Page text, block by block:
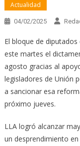
Actualidad
04/02/2025
El bloque de
este martes el
agosto gracias al
legisladores de Unión
a sancionar esa
próximo jueves.
LLA logró alcanzar
un desprendimiento